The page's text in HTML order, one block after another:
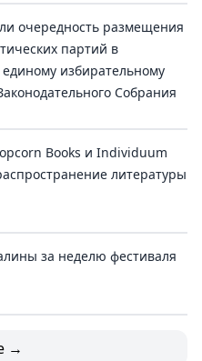
очередность размещения
партий в
избирательному
Собрания
Books и Individuum
литературы
за неделю фестиваля
→